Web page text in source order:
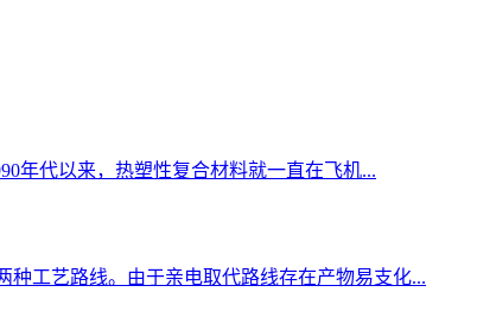
年代以来，热塑性复合材料就一直在飞机...
种工艺路线。由于亲电取代路线存在产物易支化...